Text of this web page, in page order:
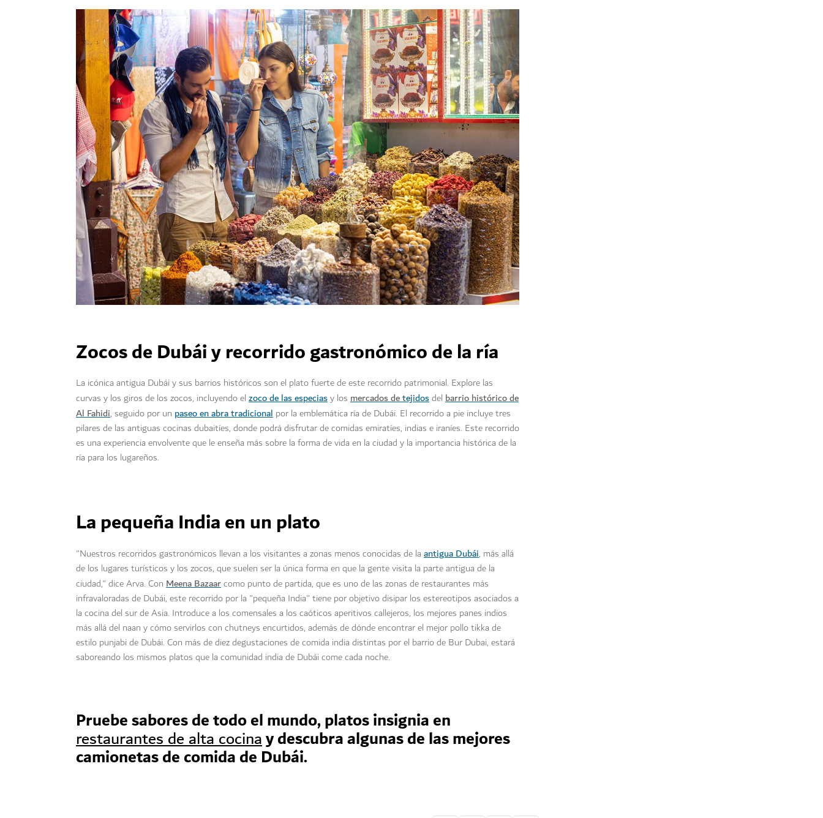
Zocos de Dubái y recorrido gastronómico de la ría
La icónica antigua Dubái y sus barrios históricos son el plato fuerte de este recorrido patrimonial. Explore las
curvas y los giros de los zocos, incluyendo el zoco de las especiasy los mercados detejidosdel barrio histórico de
Al Fahidi, seguido por un paseo en abra tradicional por la emblemática ría de Dubái. El recorrido a pie incluye tres
pilares de las antiguas cocinas dubaitíes, donde podrá disfrutar de comidas emiratíes, indias e iraníes. Este recorrido
es una experiencia envolvente que le enseña más sobre la forma de vida en la ciudad y la importancia histórica de la
ría para los lugareños.
La pequeña India en un plato
"Nuestros recorridos gastronómicos llevan a los visitantes a zonas menos conocidas de la antigua Dubái, más allá
de los lugares turísticos y los zocos, que suelen ser la única forma en que la gente visita la parte antigua de la
ciudad," dice Arva. Con Meena Bazaarcomo punto de partida, que es uno de las zonas de restaurantes más
infravaloradas de Dubái, este recorrido por la "pequeña India" tiene por objetivo disipar los estereotipos asociados a
la cocina del sur de Asia. Introduce a los comensales a los caóticos aperitivos callejeros, los mejores panes indios
más allá del naan y cómo servirlos con chutneys encurtidos, además de dónde encontrar el mejor pollo tikka de
estilo punjabi de Dubái. Con más de diez degustaciones de comida india distintas por el barrio de Bur Dubai, estará
saboreando los mismos platos que la comunidad india de Dubái come cada noche.
Pruebe sabores de todo el mundo, platos insignia en
restaurantes de alta cocinay descubra algunas de las mejores
camionetas de comida de Dubái.